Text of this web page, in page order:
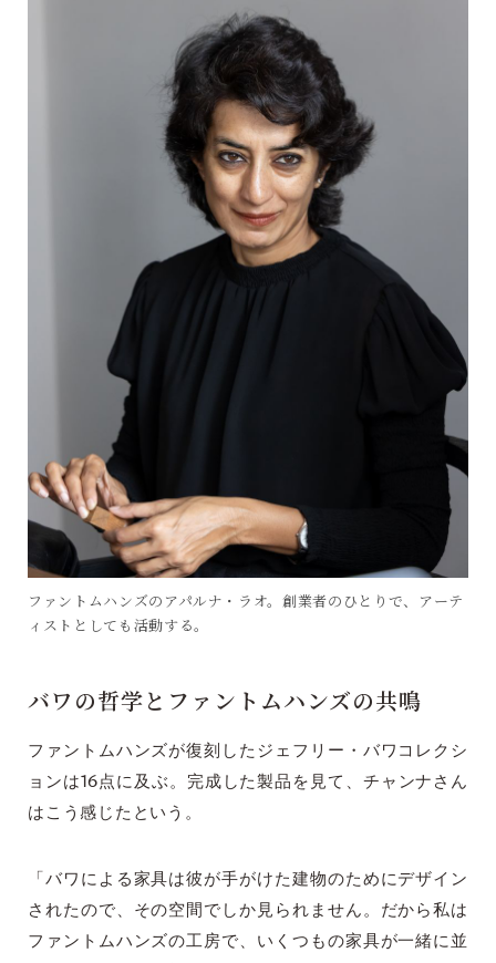
ファントムハンズのアパルナ・ラオ。創業者のひとりで、アーテ
ィストとしても活動する。
バワの哲学とファントムハンズの共鳴
ファントムハンズが復刻したジェフリー・バワコレクシ
ョンは16点に及ぶ。完成した製品を見て、チャンナさん
はこう感じたという。
「バワによる家具は彼が手がけた建物のためにデザイン
されたので、その空間でしか見られません。だから私は
ファントムハンズの工房で、いくつもの家具が一緒に並